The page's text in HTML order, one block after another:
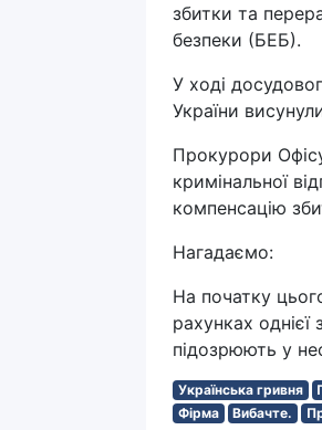
збитки та
безпеки (БЕБ).
У ході
України
Прокурори
кримінальної
компенсацію
Нагадаємо:
На початку
рахунках
підозрюють у
Українська гривня
Фірма
Вибачте.